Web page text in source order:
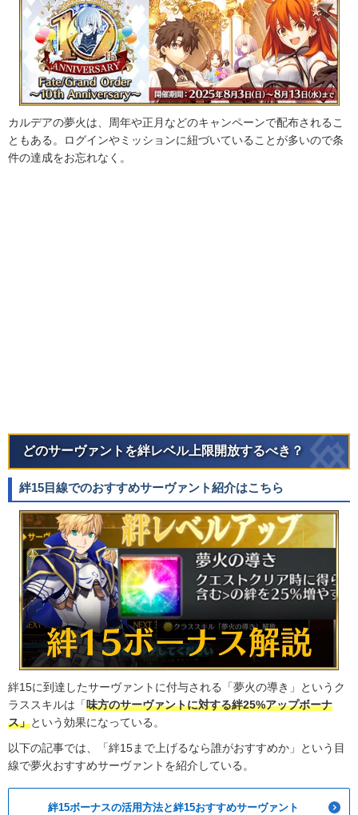
カルデアの夢火は、周年や正月などのキャンペーンで配布されるこ
ともある。ログインやミッションに紐づいていることが多いので条
件の達成をお忘れなく。
どのサーヴァントを絆レベル上限開放するべき？
絆15目線でのおすすめサーヴァント紹介はこちら
絆15に到達したサーヴァントに付与される「夢火の導き」というク
ラススキルは「味方のサーヴァントに対する絆25%アップボーナ
ス」という効果になっている。
以下の記事では、「絆15まで上げるなら誰がおすすめか」という目
線で夢火おすすめサーヴァントを紹介している。
絆15ボーナスの活用方法と絆15おすすめサーヴァント